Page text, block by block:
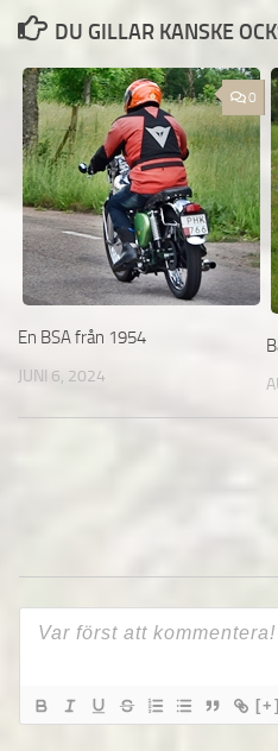
DU GILLAR KANSKE
0
En BSA från 1954
JUNI 6, 2024
[+]